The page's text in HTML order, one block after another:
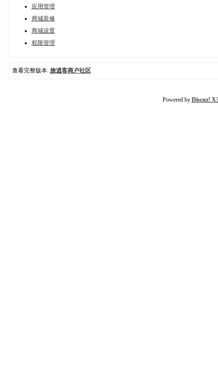
应用管理
商城装修
商城设置
权限管理
查看完整版本: 旅逍客商户社区
Powered by Discuz!